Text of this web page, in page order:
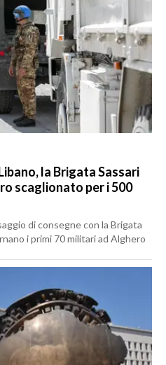
la Brigata Sassari
scaglionato per i 500
di consegne con la Brigata
i primi 70 militari ad Alghero